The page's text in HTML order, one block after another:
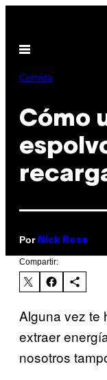
contenido
Abrir
Comida
Cómo
Por Nick Rose
Compartir:
Alguna vez te
extraer
nosotros